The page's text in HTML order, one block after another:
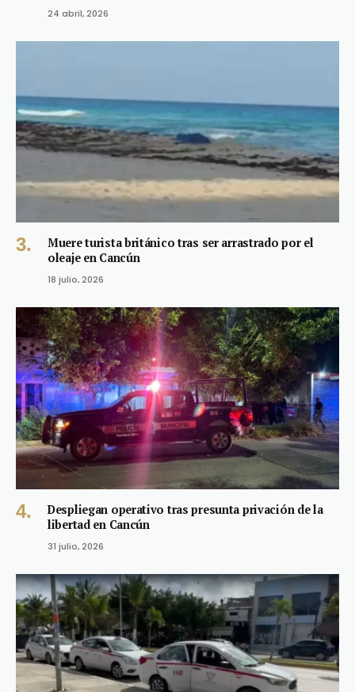
24 abril, 2026
Muere turista británico tras ser arrastrado por el
oleaje en Cancún
18 julio, 2026
Despliegan operativo tras presunta privación de la
libertad en Cancún
31 julio, 2026